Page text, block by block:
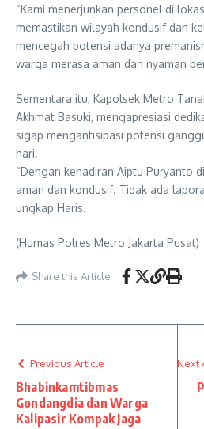
“Kami menerjunkan personel di
memastikan wilayah kondusif dan
mencegah potensi adanya
warga merasa aman dan nyaman
Sementara itu, Kapolsek Metro
Akhmat Basuki, mengapresiasi
sigap mengantisipasi potensi
hari.
“Dengan kehadiran Aiptu Puryanto
aman dan kondusif. Tidak ada
ungkap Haris.
(Humas Polres Metro Jakarta Pusat)
Share this Article
Previous Article
Bhabinkamtibmas
Gondangdia dan Warga
Kalipasir Kompak Jaga
Next